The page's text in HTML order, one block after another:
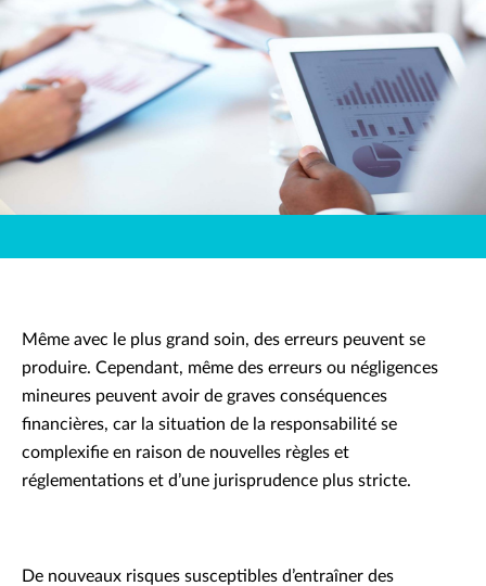
Même avec le plus grand soin, des erreurs peuvent se
produire. Cependant, même des erreurs ou négligences
mineures peuvent avoir de graves conséquences
financières, car la situation de la responsabilité se
complexifie en raison de nouvelles règles et
réglementations et d’une jurisprudence plus stricte.
De nouveaux risques susceptibles d’entraîner des